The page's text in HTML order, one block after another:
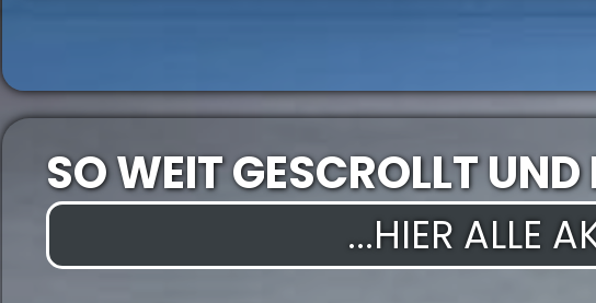
SO WEIT GESCROLLT
...HIER ALLE